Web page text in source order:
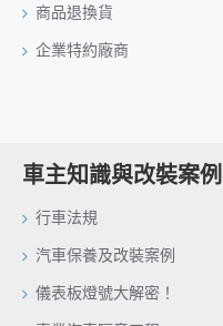
商品退換貨
企業特約廠商
車主知識與改裝案例
行車法規
汽車保養及改裝案例
儀表板燈號大解密！